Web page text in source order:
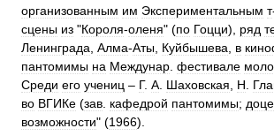
организованным им Экспериментальным т
сцены из "Короля-оленя" (по Гоцци), ряд
Ленинграда Алма-Аты Куйбышева в
пантомимы на Междунар фестивале
Среди его учениц – Г. А Шаховская Н
во ВГИКе (зав кафедрой пантомимы;
возможности" (1966).